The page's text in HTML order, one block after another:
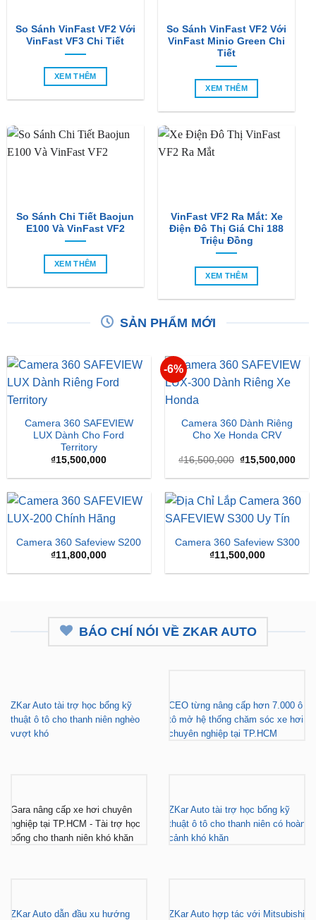
So Sánh VinFast VF2 Với
VinFast VF3 Chi Tiết
XEM THÊM
So Sánh VinFast VF2 Với
VinFast Minio Green Chi
Tiết
XEM THÊM
So Sánh Chi Tiết Baojun
E100 Và VinFast VF2
XEM THÊM
VinFast VF2 Ra Mắt: Xe
Điện Đô Thị Giá Chỉ 188
Triệu Đồng
XEM THÊM
SẢN PHẨM MỚI
Camera 360 SAFEVIEW
LUX Dành Cho Ford
Territory
₫15,500,000
-6%
Camera 360 Dành Riêng
Cho Xe Honda CRV
₫16,500,000 Giá
là:
₫15,500,000Giá
tại
Camera 360 Safeview S200
₫11,800,000
Camera 360 Safeview S300
₫11,500,000
BÁO CHÍ NÓI VỀ ZKAR AUTO
ZKar Auto tài trợ học bổng kỹ
thuật ô tô cho thanh niên nghèo
vượt khó
CEO từng nâng cấp hơn 7.000 ô
tô mở hệ thống chăm sóc xe hơi
chuyên nghiệp tại TP.HCM
Gara nâng cấp xe hơi chuyên
nghiệp tại TP.HCM - Tài trợ học
bổng cho thanh niên khó khăn
ZKar Auto tài trợ học bổng kỹ
thuật ô tô cho thanh niên có hoàn
cảnh khó khăn
ZKar Auto dẫn đầu xu hướng
ZKar Auto hợp tác với Mitsubishi